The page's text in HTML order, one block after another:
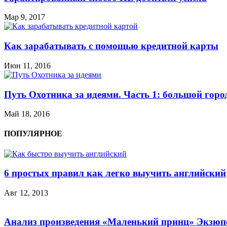
Мар 9, 2017
Как зарабатывать с помощью кредитной карты
Июн 11, 2016
Путь Охотника за идеями. Часть 1: большой
Май 18, 2016
ПОПУЛЯРНОЕ
6 простых правил как легко выучить английский
Авг 12, 2013
Анализ произведения «Маленький принц»